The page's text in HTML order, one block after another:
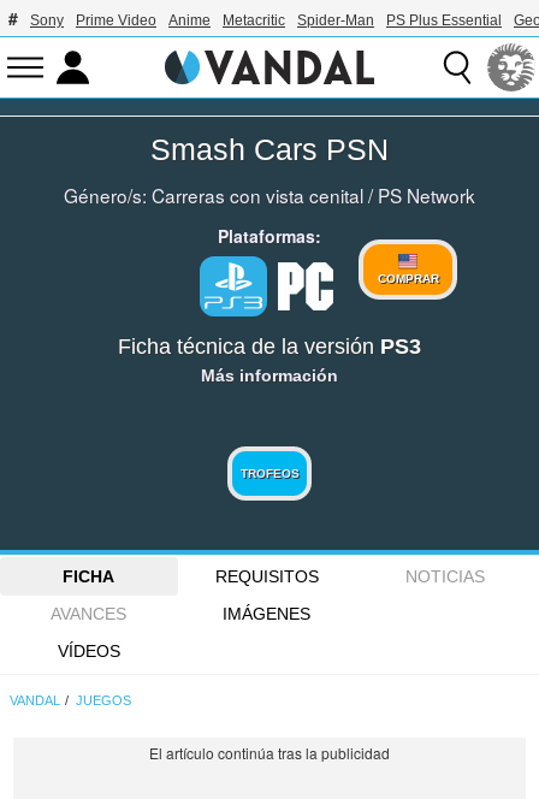
Sony Prime Video Anime Metacritic Spider-Man PS Plus Essential
Smash Cars PSN
Género/s: Carreras con vista cenital/PS Network
Plataformas:
COMPRAR
Ficha técnica de la versión PS3
Más información
TROFEOS
FICHA REQUISITOS
NOTICIAS
AVANCES
IMÁGENES
VÍDEOS
VANDAL JUEGOS